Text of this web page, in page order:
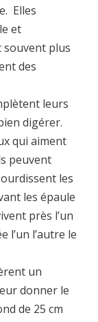
Elles
et
souvent plus
des
leurs
digérer.
qui aiment
peuvent
les
les épaule
près l’un
l’un l’autre le
un
donner le
de 25 cm